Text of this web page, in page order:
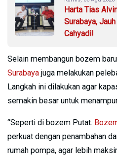
Harta Tias
Surabaya,
Cahyadi!
Selain membangun bozem
Surabaya juga melakukan
Langkah ini dilakukan agar
semakin besar untuk
“Seperti di bozem Putat.
perkuat dengan penambahan
rumah pompa, agar lebih